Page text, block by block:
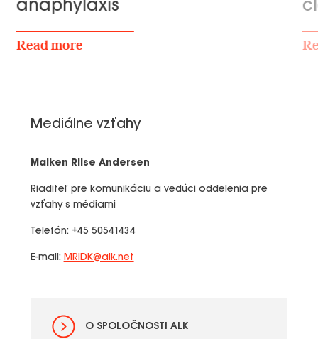
anaphylaxis
Read more
Mediálne vzťahy
Maiken Riise Andersen
Riaditeľ pre komunikáciu a vedúci oddelenia pre
vzťahy s médiami
Telefón: +45 50541434
E-mail: MRIDK@alk.net
O SPOLOČNOSTI ALK